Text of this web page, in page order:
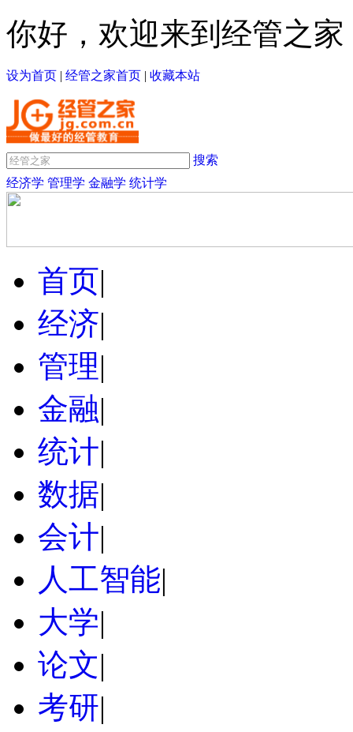
你好，欢迎来到经管之家
设为首页 | 经管之家首页 | 收藏本站
搜索
经济学 管理学 金融学 统计学
首页|
经济|
管理|
金融|
统计|
数据|
会计|
人工智能|
大学|
论文|
考研|